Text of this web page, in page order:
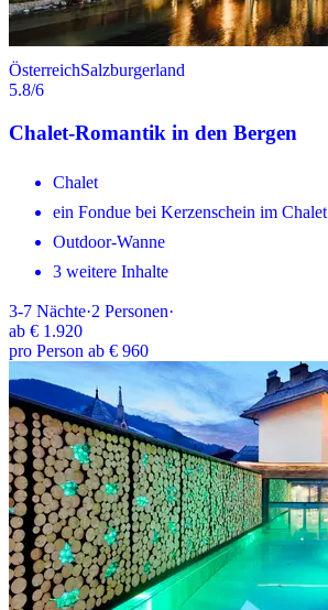
ÖsterreichSalzburgerland
5.8/6
Chalet-Romantik in den Bergen
Chalet
ein Fondue bei Kerzenschein im Chalet
Outdoor-Wanne
3 weitere Inhalte
3-7 Nächte·2 Personen·
ab € 1.920
pro Person ab € 960